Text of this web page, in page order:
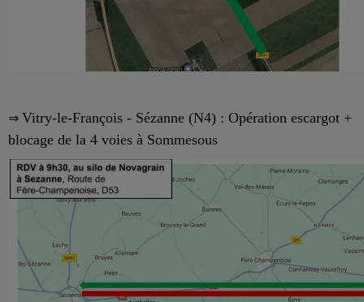
⇒ Vitry-le-François - Sézanne (N4) : Opération escargot +
blocage de la 4 voies à Sommesous